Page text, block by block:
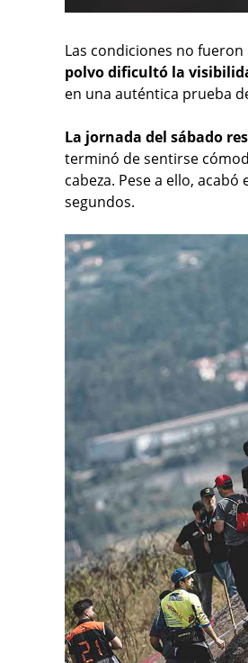
Las condiciones no
polvo dificultó la
en una auténtica prueba
La jornada del sábado
terminó de sentirse
cabeza. Pese a ello,
segundos.